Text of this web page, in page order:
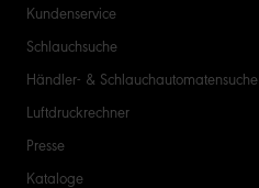
Kundenservice
Schlauchsuche
Händler- & Schlauchautomatensuche
Luftdruckrechner
Presse
Kataloge